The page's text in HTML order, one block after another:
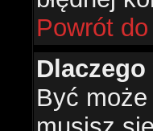
Powrót
Być